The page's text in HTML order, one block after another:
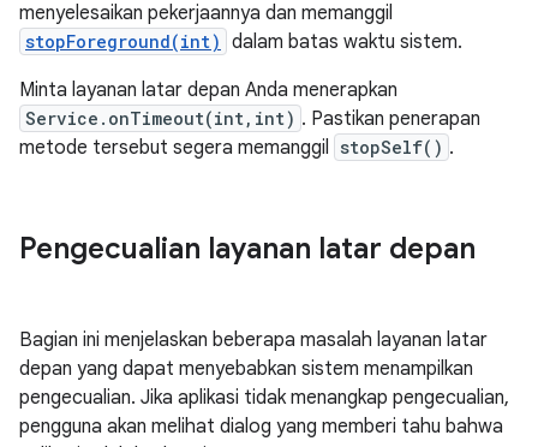
menyelesaikan pekerjaannya dan memanggil
stopForeground(int) dalam batas waktu sistem.
Minta layanan latar depan Anda menerapkan
Service.onTimeout(int,int) . Pastikan penerapan
metode tersebut segera memanggil stopSelf() .
Pengecualian layanan latar depan
Bagian ini menjelaskan beberapa masalah layanan latar
depan yang dapat menyebabkan sistem menampilkan
pengecualian. Jika aplikasi tidak menangkap pengecualian,
pengguna akan melihat dialog yang memberi tahu bahwa